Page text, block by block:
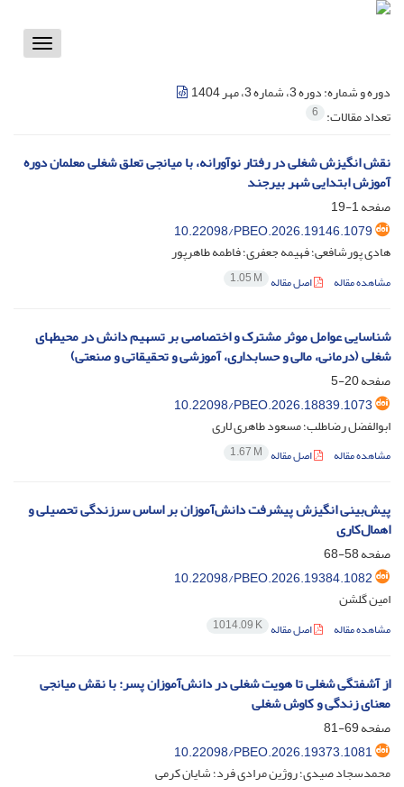
Toggle
دوره و شماره:دوره 3، شماره 3، مهر 1404
تعداد مقالات: 6
نقش انگیزش شغلی در رفتار نوآورانه، با میانجی تعلق شغلی معلمان دوره
آموزش ابتدایی شهر بیرجند
صفحه1-19
10.22098/PBEO.2026.19146.1079
هادی پورشافعی؛ فهیمه جعفری؛ فاطمه طاهرپور
مشاهده مقاله اصل مقاله 1.05 M
شناسایی عوامل موثر مشترک و اختصاصی بر تسهیم دانش در محیطهای
شغلی (درمانی، مالی و حسابداری، آموزشی و تحقیقاتی و صنعتی)
صفحه20-5
10.22098/PBEO.2026.18839.1073
ابوالفضل رضاطلب؛ مسعود طاهری لاری
مشاهده مقاله اصل مقاله 1.67 M
پیش‌بینی انگیزش پیشرفت دانش‌آموزان بر اساس سرزندگی تحصیلی و
اهمال‌کاری
صفحه58-68
10.22098/PBEO.2026.19384.1082
امین گلشن
مشاهده مقاله اصل مقاله 1014.09 K
از آشفتگی شغلی تا هویت شغلی در دانش‌آموزان پسر: با نقش میانجی
معنای زندگی و کاوش شغلی
صفحه69-81
10.22098/PBEO.2026.19373.1081
محمدسجاد صیدی؛ روژین مرادی فرد؛ شایان کرمی